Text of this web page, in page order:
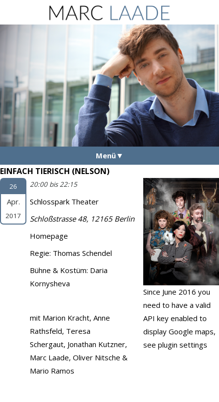
Menü
Aktuelles
Kontakt
EINFACH TIERISCH (NELSON)
26
Apr.
2017
Since June 2016 you
need to have a valid
API key enabled to
display Google maps,
see plugin settings
20:00 bis 22:15
Schlosspark Theater
Schloßstrasse 48, 12165 Berlin
Homepage
Regie: Thomas Schendel
Bühne & Kostüm: Daria
Kornysheva
mit Marion Kracht, Anne
Rathsfeld, Teresa
Schergaut, Jonathan Kutzner,
Marc Laade, Oliver Nitsche &
Mario Ramos